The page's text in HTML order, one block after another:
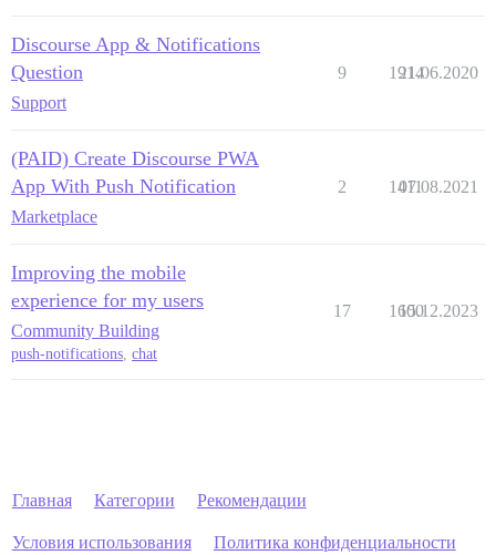
Discourse App & Notifications
Question
Support
9 1914
21.06.2020
(PAID) Create Discourse PWA
App With Push Notification
Marketplace
2 1411
07.08.2021
Improving the mobile
experience for my users
Community Building
push-notifications, chat
17 1600
15.12.2023
Главная Категории Рекомендации
Условия использования Политика конфиденциальности